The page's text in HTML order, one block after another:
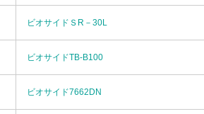
ビオサイドＳR－30L
ビオサイドTB-B100
ビオサイド7662DN